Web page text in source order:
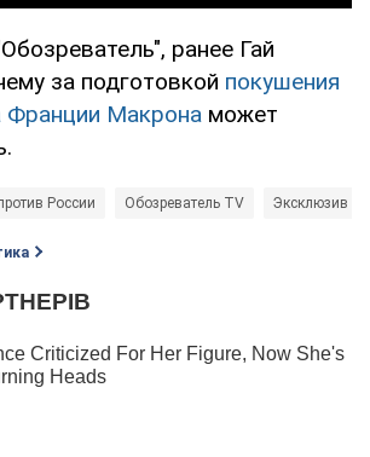
ранее Гай
за подготовкой покушения
Франции Макрона может
России Обозреватель TV Эксклюзив